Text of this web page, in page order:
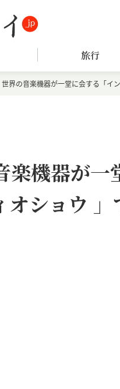
旅行
世界の音楽機器が一堂に会する「イ
楽機器が一
オショウ 」